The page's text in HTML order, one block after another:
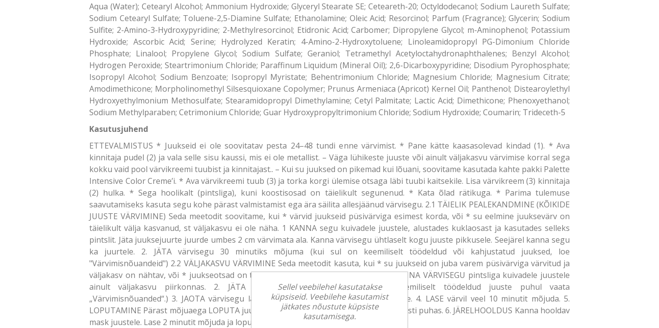
Aqua (Water); Cetearyl Alcohol; Ammonium Hydroxide; Glyceryl Stearate SE; Ceteareth-20; Octyldodecanol; Sodium Laureth Sulfate;
Sodium Cetearyl Sulfate; Toluene-2,5-Diamine Sulfate; Ethanolamine; Oleic Acid; Resorcinol; Parfum (Fragrance); Glycerin; Sodium
Sulfite; 2-Amino-3-Hydroxypyridine; 2-Methylresorcinol; Etidronic Acid; Carbomer; Dipropylene Glycol; m-Aminophenol; Potassium
Hydroxide; Ascorbic Acid; Serine; Hydrolyzed Keratin; 4-Amino-2-Hydroxytoluene; Linoleamidopropyl PG-Dimonium Chloride
Phosphate; Linalool; Propylene Glycol; Sodium Sulfate; Geraniol; Tetramethyl Acetyloctahydronaphthalenes; Benzyl Alcohol;
Hydrogen Peroxide; Steartrimonium Chloride; Paraffinum Liquidum (Mineral Oil); 2,6-Dicarboxypyridine; Disodium Pyrophosphate;
Isopropyl Alcohol; Sodium Benzoate; Isopropyl Myristate; Behentrimonium Chloride; Magnesium Chloride; Magnesium Citrate;
Amodimethicone; Morpholinomethyl Silsesquioxane Copolymer; Prunus Armeniaca (Apricot) Kernel Oil; Panthenol; Distearoylethyl
Hydroxyethylmonium Methosulfate; Stearamidopropyl Dimethylamine; Cetyl Palmitate; Lactic Acid; Dimethicone; Phenoxyethanol;
Sodium Methylparaben; Cetrimonium Chloride; Guar Hydroxypropyltrimonium Chloride; Sodium Hydroxide; Coumarin; Trideceth-5
Kasutusjuhend
ETTEVALMISTUS * Juukseid ei ole soovitatav pesta 24–48 tundi enne värvimist. * Pane kätte kaasasolevad kindad (1). * Ava
kinnitaja pudel (2) ja vala selle sisu kaussi, mis ei ole metallist. – Väga lühikeste juuste või ainult väljakasvu värvimise korral sega
kokku vaid pool värvikreemi tuubist ja kinnitajast.. – Kui su juuksed on pikemad kui lõuani, soovitame kasutada kahte pakki Palette
Intensive Color Creme’i. * Ava värvikreemi tuub (3) ja torka korgi ülemise otsaga läbi tuubi kaitsekile. Lisa värvikreem (3) kinnitaja
(2) hulka. * Sega hoolikalt (pintsliga), kuni koostisosad on täielikult segunenud. * Kata õlad rätikuga. * Parima tulemuse
saavutamiseks kasuta segu kohe pärast valmistamist ega ära säilita allesjäänud värvisegu. 2.1 TÄIELIK PEALEKANDMINE (KÕIKIDE
JUUSTE VÄRVIMINE) Seda meetodit soovitame, kui * värvid juukseid püsivärviga esimest korda, või * su eelmine juuksevärv on
täielikult välja kasvanud, st väljakasvu ei ole näha. 1 KANNA segu kuivadele juustele, alustades kuklaosast ja kasutades selleks
pintslit. Jäta juuksejuurte juurde umbes 2 cm värvimata ala. Kanna värvisegu ühtlaselt kogu juuste pikkusele. Seejärel kanna segu
ka juurtele. 2. JÄTA värvisegu 30 minutiks mõjuma (kui sul on keemiliselt töödeldud või kahjustatud juuksed, loe
"Värvimisnõuandeid") 2.2 VÄLJAKASVU VÄRVIMINE Seda meetodit kasuta, kui * su juukseid on juba varem püsivärviga värvitud ja
väljakasv on nähtav, või * juukseotsad on tumedamad või halvas seisukorras. 1. KANNA VÄRVISEGU pintsliga kuivadele juustele
ainult väljakasvu piirkonnas. 2. JÄTA värvisegu 20 minutiks toimima. (Keemiliselt töödeldud juuste puhul vaata
„Värvimisnõuanded“.) 3. JAOTA värvisegu laiapiilise kammiga ühtlaselt kogu juustele. 4. LASE värvil veel 10 minutit mõjuda. 5.
LOPUTAMINE Pärast mõjuaega LOPUTA juuksed sooja veega kuni loputusvesi on täiesti puhas. 6. JÄRELHOOLDUS Kanna hooldav
mask juustele. Lase 2 minutit mõjuda ja loputa põhjalikult.
Sellel veebilehel kasutatakse
küpsiseid. Veebilehe kasutamist
jätkates nõustute küpsiste
kasutamisega.